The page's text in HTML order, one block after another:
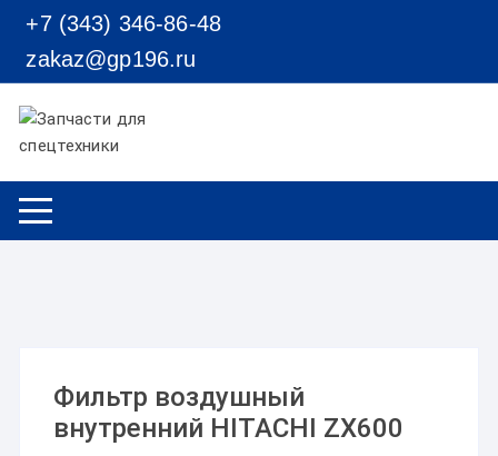
Перейти к содержимому
+7 (343) 346-86-48
zakaz@gp196.ru
Фильтр воздушный
внутренний HITACHI ZX600